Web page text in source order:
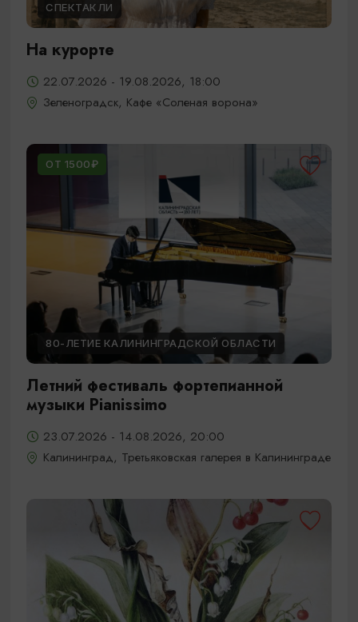
СПЕКТАКЛИ
На курорте
22.07.2026 - 19.08.2026, 18:00
Зеленоградск, Кафе «Соленая ворона»
ОТ 1500₽
80-ЛЕТИЕ КАЛИНИНГРАДСКОЙ ОБЛАСТИ
Летний фестиваль фортепианной
музыки Pianissimo
23.07.2026 - 14.08.2026, 20:00
Калининград, Третьяковская галерея в Калининграде